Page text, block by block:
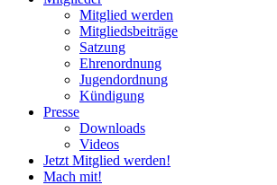
Mitglied werden
Mitgliedsbeiträge
Satzung
Ehrenordnung
Jugendordnung
Kündigung
Presse
Downloads
Videos
Jetzt Mitglied werden!
Mach mit!